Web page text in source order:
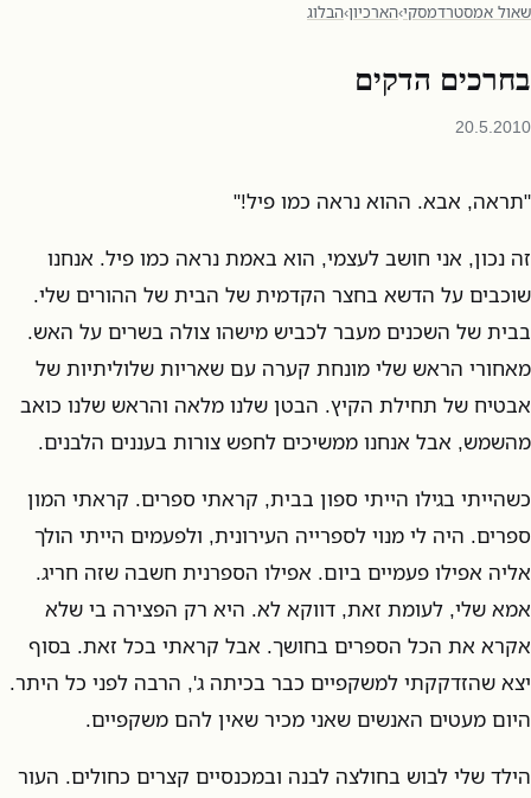
שאול אמסטרדמסקי›הארכיון›הבלוג
בחרכים הדקים
20.5.2010
"תראה, אבא. ההוא נראה כמו פיל!"
זה נכון, אני חושב לעצמי, הוא באמת נראה כמו פיל. אנחנו
שוכבים על הדשא בחצר הקדמית של הבית של ההורים שלי.
בבית של השכנים מעבר לכביש מישהו צולה בשרים על האש.
מאחורי הראש שלי מונחת קערה עם שאריות שלוליתיות של
אבטיח של תחילת הקיץ. הבטן שלנו מלאה והראש שלנו כואב
מהשמש, אבל אנחנו ממשיכים לחפש צורות בעננים הלבנים.
כשהייתי בגילו הייתי ספון בבית, קראתי ספרים. קראתי המון
ספרים. היה לי מנוי לספרייה העירונית, ולפעמים הייתי הולך
אליה אפילו פעמיים ביום. אפילו הספרנית חשבה שזה חריג.
אמא שלי, לעומת זאת, דווקא לא. היא רק הפצירה בי שלא
אקרא את הכל הספרים בחושך. אבל קראתי בכל זאת. בסוף
יצא שהזדקקתי למשקפיים כבר בכיתה ג', הרבה לפני כל היתר.
היום מעטים האנשים שאני מכיר שאין להם משקפיים.
הילד שלי לבוש בחולצה לבנה ובמכנסיים קצרים כחולים. העור